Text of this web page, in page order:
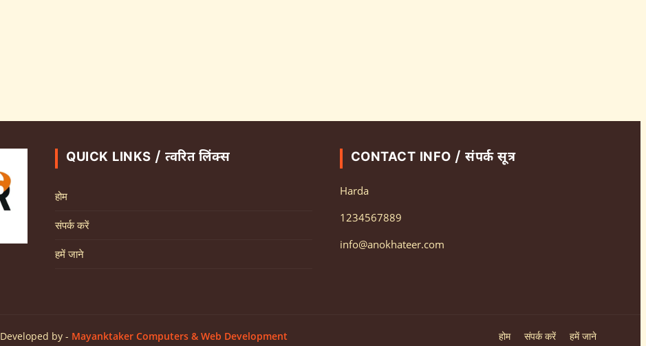
QUICK LINKS / त्वरित लिंक्स
होम
संपर्क करें
हमें जाने
CONTACT INFO / संपर्क सूत्र
Harda
1234567889
info@anokhateer.com
Developed by - Mayanktaker Computers & Web Development होम संपर्क करें हमें जाने